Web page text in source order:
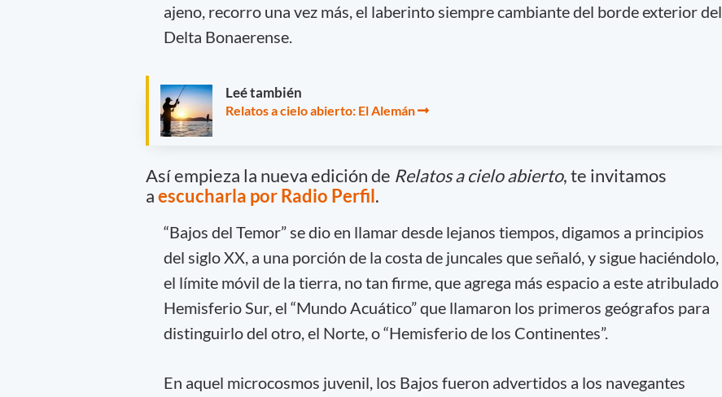
ajeno, recorro una vez más, el laberinto siempre cambiante del borde exterior del
Delta Bonaerense.
Leé también
Relatos a cielo abierto: El Alemán
Así empieza la nueva edición de Relatos a cielo abierto, te invitamos
aescucharla por Radio Perfil .
“Bajos del Temor” se dio en llamar desde lejanos tiempos, digamos a principios
del siglo XX, a una porción de la costa de juncales que señaló, y sigue haciéndolo,
el límite móvil de la tierra, no tan firme, que agrega más espacio a este atribulado
Hemisferio Sur, el “Mundo Acuático” que llamaron los primeros geógrafos para
distinguirlo del otro, el Norte, o “Hemisferio de los Continentes”.
En aquel microcosmos juvenil, los Bajos fueron advertidos a los navegantes